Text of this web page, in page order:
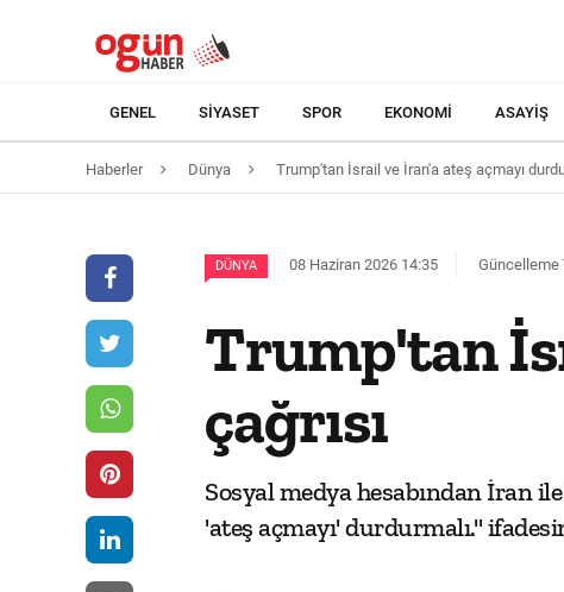
GENEL SIYASET SPOR EKONOMI ASAYIŞ
Haberler Dünya Trump'tan İsrail ve İran'a ateş açmayı
DÜNYA 08 Haziran 2026 14:35 Güncelleme
Trump'tan
çağrısı
Sosyal medya hesabından İran
'ateş açmayı' durdurmalı."